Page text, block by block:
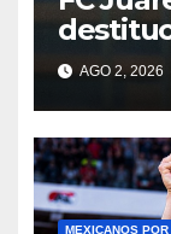
AGO 2, 2026
MEXICANOS